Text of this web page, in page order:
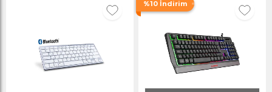
%10 İndirim